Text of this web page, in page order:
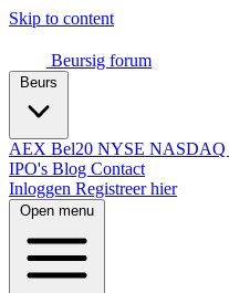
Skip to content
Beursig forum
AEX Bel20 NYSE NASDAQ
IPO's Blog Contact
Inloggen Registreer hier
Open menu